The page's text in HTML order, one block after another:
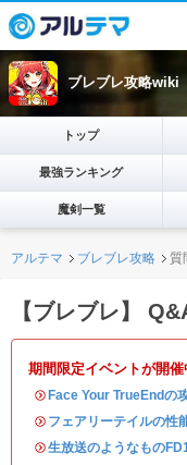
ブレブレ攻略wiki
トップ
最強ランキング
魔剣一覧
アルテマ ブレブレ攻略 質
【ブレブレ】
期間限定イベントが開催
・Face Your TrueEndの
・ フェアリーテイルの性
・生放送のようなもの